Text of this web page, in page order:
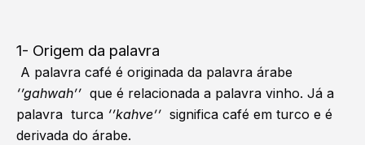
1- Origem da palavra
A palavra café é originada da palavra árabe
‘’gahwah’’ que é relacionada a palavra vinho. Já a
palavra turca ‘’kahve’’ significa café em turco e é
derivada do árabe.